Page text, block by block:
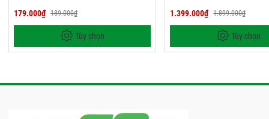
179.000₫ 189.000₫
Tùy chọn
1.399.000₫ 1.899.000₫
Tùy chọn